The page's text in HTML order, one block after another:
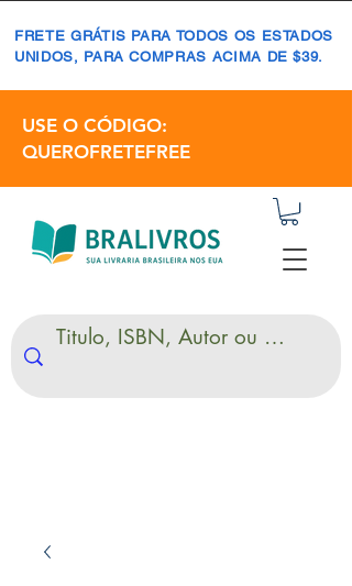
FRETE GRÁTIS PARA TODOS OS ESTADOS
UNIDOS, PARA COMPRAS ACIMA DE $39.
USE O CÓDIGO:
QUEROFRETEFREE